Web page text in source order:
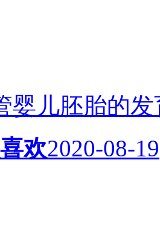
婴儿胚胎的
欢2020-08-19